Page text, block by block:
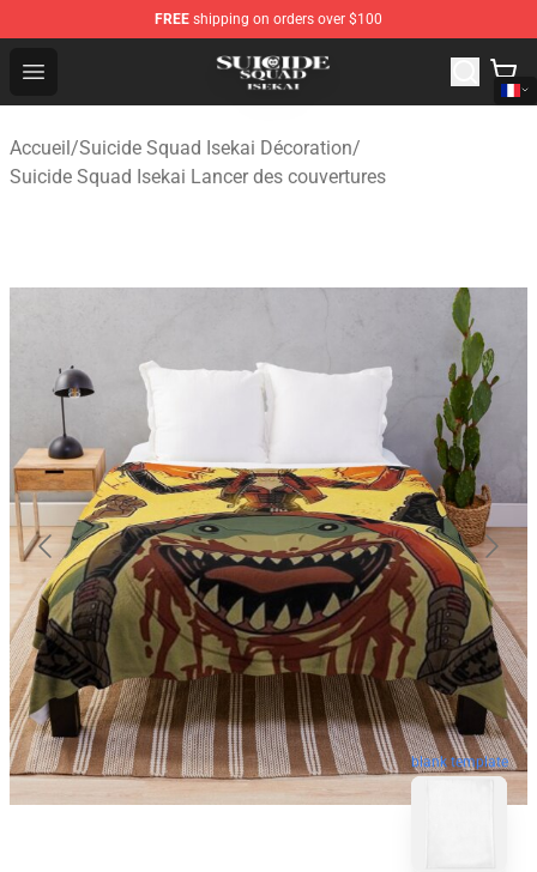
FREE shipping on orders over $100
Open menu
Suicide Squad Isekai Store - Official Suicide Squad
Accueil/Suicide Squad Isekai Décoration/
Suicide Squad Isekai Lancer des couvertures
blank template